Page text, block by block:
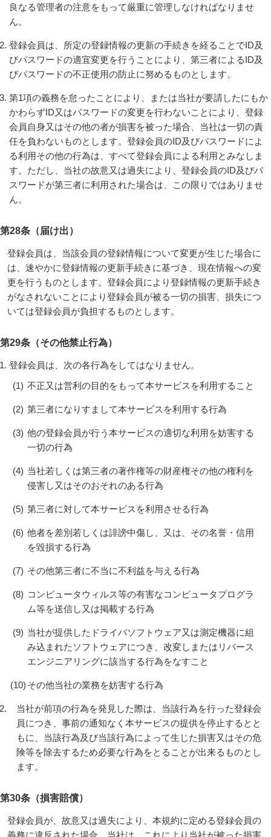
良なる管理者の注意をもって厳重に管理しなければなりませ
ん。
登録会員は、所定の登録情報の更新の手続きを経ることでID及
びパスワードの適宜変更を行うことにより、第三者によるID及
びパスワードの不正使用の防止に努めるものとします。
第1項の義務を怠ったことにより、または当社が要請したにもか
かわらずID又はパスワードの変更を行わないことにより、登録
会員自身又はその他の者が損害を被った場合、当社は一切の責
任を負わないものとします。登録会員のID及びパスワードによ
る利用その他の行為は、すべて登録会員による利用とみなしま
す。ただし、当社の故意又は過失により、登録会員のID及びパ
スワードが第三者に利用された場合は、この限りではありませ
ん。
第28条（届け出）
登録会員は、当該会員の登録情報について変更が生じた場合に
は、速やかに登録情報の更新手続きに基づき、現在情報への変
更を行うものとします。登録会員により登録情報の更新手続き
がなされないことにより登録会員が被る一切の損害、損失につ
いては登録会員が負担するものとします。
第29条（その他禁止行為）
登録会員は、次の各行為をしてはなりません。
(1) 不正又は営利の目的をもって本サービスを利用すること
(2) 第三者になりすまして本サービスを利用する行為
(3) 他の登録会員が行う本サービスの適切な利用を妨害する
一切の行為
(4) 当社若しくは第三者の著作権等の財産権その他の権利を
侵害し又はそのおそれのある行為
(5) 第三者に対して本サービスを利用させる行為
(6) 他者を差別若しくは誹謗中傷し、又は、その名誉・信用
を毀損する行為
(7) その他第三者に不当に不利益を与える行為
(8) コンピュータウィルス等の有害なコンピュータプログラ
ム等を送信し又は掲載する行為
(9) 当社が提供したドライバソフトウェア又は測定機器に組
み込まれたソフトウェアにつき、改変しまたはリバース
エンジニアリングに該当する行為をなすこと
(10) その他当社の業務を妨害する行為
当社が前項の行為を発見した際は、当該行為を行った登録会
員につき、事前の通知なく本サービスの提供を停止するとと
もに、当該行為及び当該行為によって生じた損害又はその危
険等を除去するため必要な行為をとることが出来るものとし
ます。
第30条（損害賠償）
登録会員が、故意又は過失により、本規約に定める登録会員の
義務に違反された場合、当社は、これにより当社が被った損害